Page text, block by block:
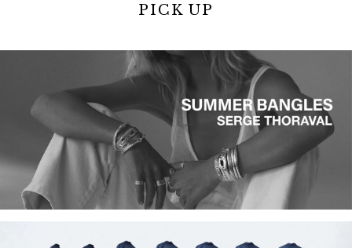
PICK UP